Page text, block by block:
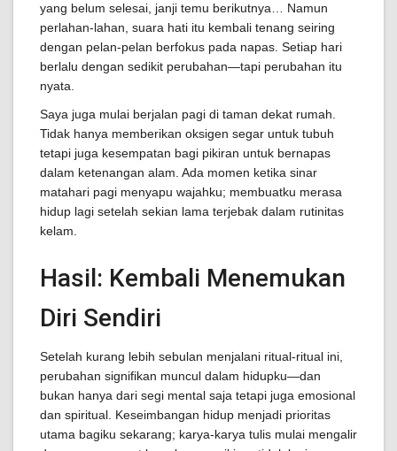
yang belum selesai, janji temu berikutnya… Namun
perlahan-lahan, suara hati itu kembali tenang seiring
dengan pelan-pelan berfokus pada napas. Setiap hari
berlalu dengan sedikit perubahan—tapi perubahan itu
nyata.
Saya juga mulai berjalan pagi di taman dekat rumah.
Tidak hanya memberikan oksigen segar untuk tubuh
tetapi juga kesempatan bagi pikiran untuk bernapas
dalam ketenangan alam. Ada momen ketika sinar
matahari pagi menyapu wajahku; membuatku merasa
hidup lagi setelah sekian lama terjebak dalam rutinitas
kelam.
Hasil: Kembali Menemukan
Diri Sendiri
Setelah kurang lebih sebulan menjalani ritual-ritual ini,
perubahan signifikan muncul dalam hidupku—dan
bukan hanya dari segi mental saja tetapi juga emosional
dan spiritual. Keseimbangan hidup menjadi prioritas
utama bagiku sekarang; karya-karya tulis mulai mengalir